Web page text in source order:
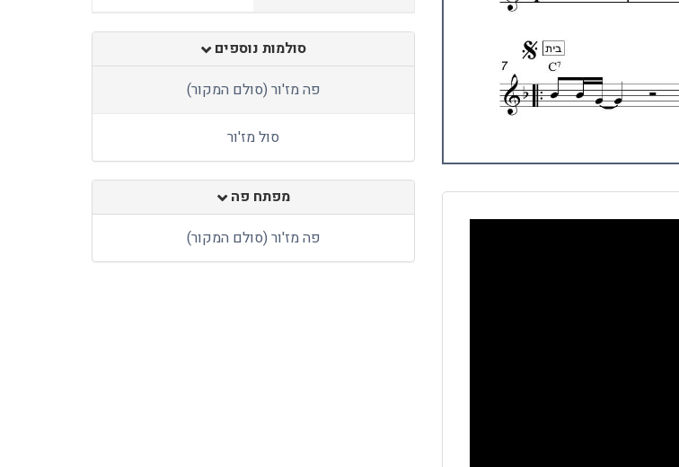
סולמות נוספים
פה מז'ור (סולם המקור)
סול מז'ור
מפתח פה
פה מז'ור (סולם המקור)